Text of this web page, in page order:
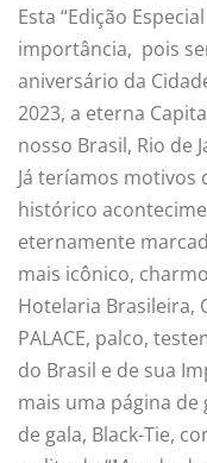
Esta “Edição
importância, pois
aniversário da
2023, a eterna
nosso Brasil, Rio de
Já teríamos motivos
histórico
eternamente
mais icônico,
Hotelaria Brasileira,
PALACE, palco,
do Brasil e de sua
mais uma página
de gala, Black-Tie,